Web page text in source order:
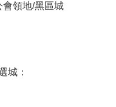
領地/黑區城
城：